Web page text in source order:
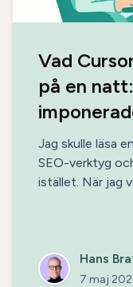
Vad
på en
Jag skulle läsa
SEO-verktyg
istället. När jag
Hans
7 maj